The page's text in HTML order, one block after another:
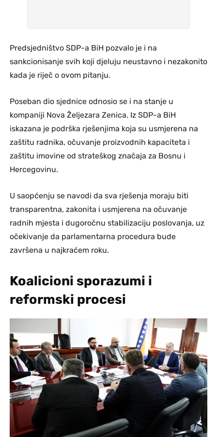
Predsjedništvo SDP-a BiH pozvalo je i na
sankcionisanje svih koji djeluju neustavno i nezakonito
kada je riječ o ovom pitanju.
Poseban dio sjednice odnosio se i na stanje u
kompaniji Nova Željezara Zenica. Iz SDP-a BiH
iskazana je podrška rješenjima koja su usmjerena na
zaštitu radnika, očuvanje proizvodnih kapaciteta i
zaštitu imovine od strateškog značaja za Bosnu i
Hercegovinu.
U saopćenju se navodi da sva rješenja moraju biti
transparentna, zakonita i usmjerena na očuvanje
radnih mjesta i dugoročnu stabilizaciju poslovanja, uz
očekivanje da parlamentarna procedura bude
završena u najkraćem roku.
Koalicioni sporazumi i
reformski procesi